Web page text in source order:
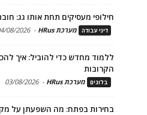
חילופי מעסיקים תחת אותו גג:
דיני עבודה מערכת HRus -
08/2026
ללמוד מחדש כדי להוביל: איך
הקרובות
בלוגים מערכת HRus -
03/08/2026
בחירות בפתח: מה השפעתן על